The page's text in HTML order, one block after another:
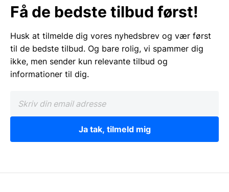
Få de bedste tilbud først!
Husk at tilmelde dig vores nyhedsbrev og vær først
til de bedste tilbud. Og bare rolig, vi spammer dig
ikke, men sender kun relevante tilbud og
informationer til dig.
Ja tak, tilmeld mig